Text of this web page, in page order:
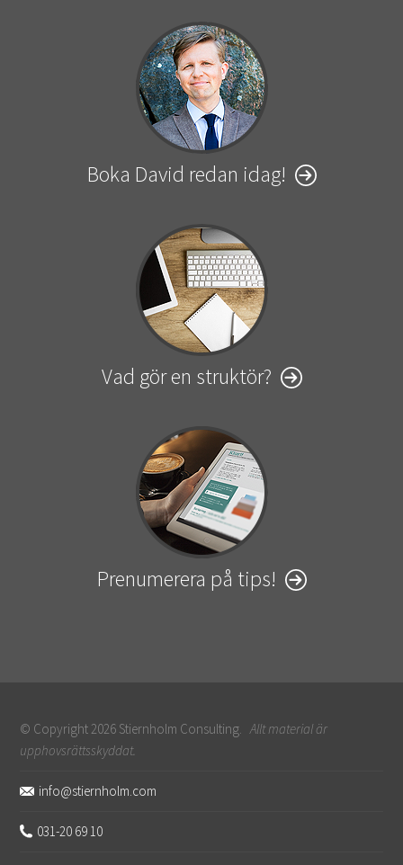
Boka David redan idag!
Vad gör en struktör?
Prenumerera på tips!
© Copyright 2026 Stiernholm Consulting.Allt material är
upphovsrättsskyddat.
info@stiernholm.com
031-20 69 10